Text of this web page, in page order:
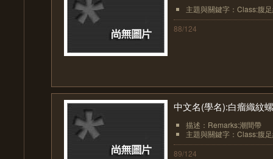
主題與關鍵字：Class:腹
88/124
中文名(學名):白瘤織紋
描述：Remarks:潮間帶
主題與關鍵字：Class:腹
89/124